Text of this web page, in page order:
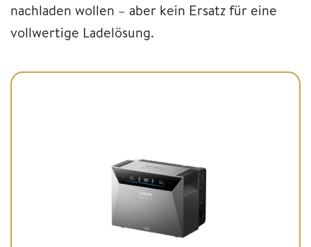
nachladen wollen – aber kein Ersatz für eine
vollwertige Ladelösung.